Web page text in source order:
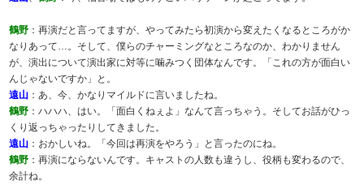
鶴野 ：再演だと言ってますが、やってみたら初演から変えたくなるところがか
なりあって…。そして、僕らのチャーミングなところなのか、わかりません
が、演出について演出家に対等に噛みつく団体なんです。「これの方が面白い
んじゃないですか」と。
遠山 ：あ、今、かなりマイルドに言いましたね。
鶴野 ：ハハハ、はい。「面白くねぇよ」なんて言っちゃう。そしてお話がひっ
くり返っちゃったりしてきました。
遠山 ：おかしいね。「今回は再演をやろう」と言ったのにね。
鶴野 ：再演にならないんです。キャストの人数も違うし、役柄も変わるので、
余計ね。